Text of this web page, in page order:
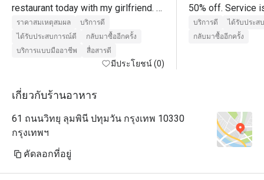
restaurant today with my girlfriend.
We really enjoyed the food. A really
big compliment to the chefs. More
than anything, we must say thank you
to Khun Jay for an outstanding
such a wonderful experience. 10/10
ราคาสมเหตุสมผล
บริการดี
ได้รับประสบการณ์ดี
กลับมาซื้ออีกครั้ง
บริการแบบมืออาชีพ
สื่อสารดี
มีประโยชน์ (0)
50% off. Service
the cocktails (not
discount) were
บริการดี
ได้รับประส
กลับมาซื้ออีกครั้ง
เกี่ยวกับร้านอาหาร
61 ถนนวิทยุ ลุมพินี ปทุมวัน กรุงเทพ 10330
กรุงเทพฯ
คัดลอกที่อยู่